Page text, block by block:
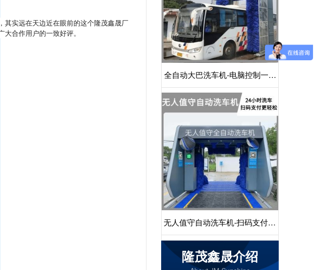
其实远在天边近在眼前的这个隆茂鑫晟厂
合作用户的一致好评。
全自动大巴洗车机-电脑控制一键
启动清洗[隆茂鑫晟]
无人值守自动洗车机-扫码支付24
小时不停机洗车[隆茂鑫晟]
隆茂鑫晟介绍